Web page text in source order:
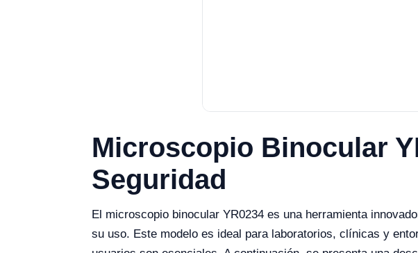
Microscopio Binocular
Seguridad
El microscopio binocular YR0234 es una herramienta
su uso. Este modelo es ideal para laboratorios, clínicas y